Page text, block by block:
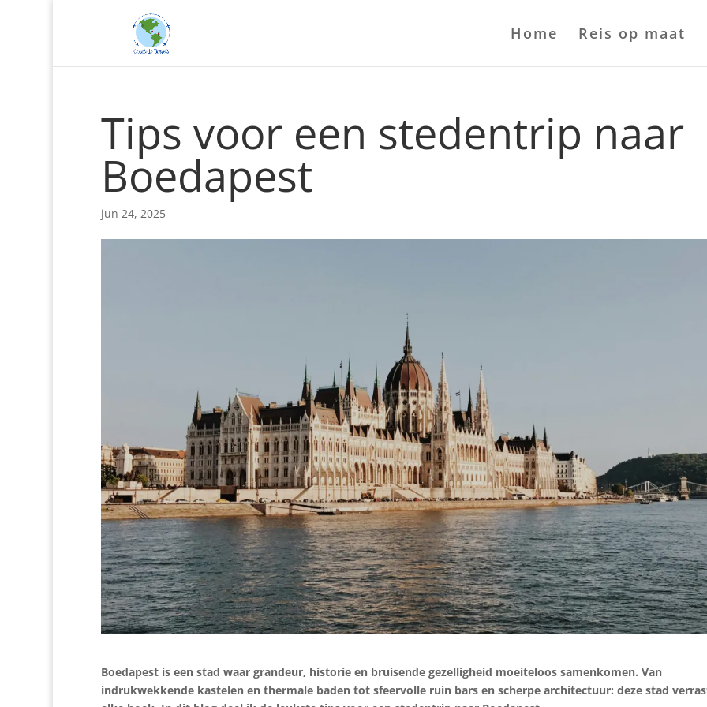
Home Reis op maat
Tips voor een stedentrip naar
Boedapest
jun 24, 2025
Boedapest is een stad waar grandeur, historie en bruisende gezelligheid moeiteloos samenkomen. Van
indrukwekkende kastelen en thermale baden tot sfeervolle ruin bars en scherpe architectuur: deze stad